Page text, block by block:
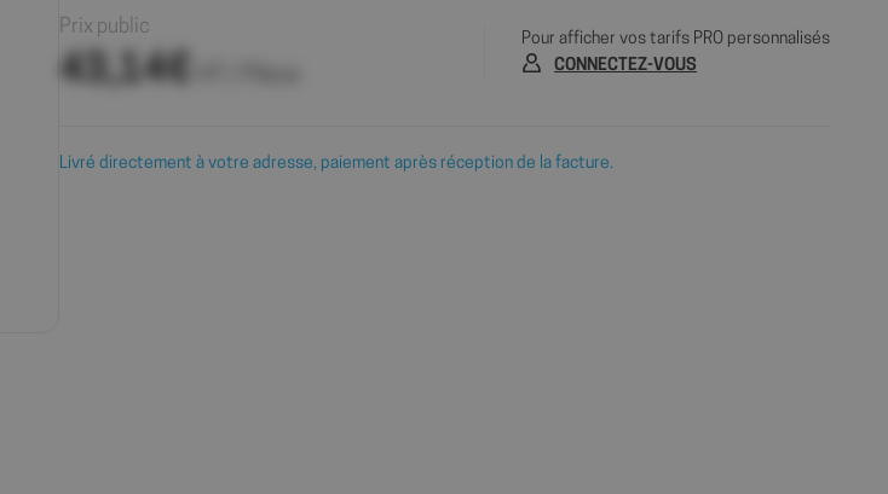
Prix public
43,14€
Pour afficher vos tarifs PRO personnalisés
CONNECTEZ-VOUS
Livré directement à votre adresse, paiement après réception de la facture.